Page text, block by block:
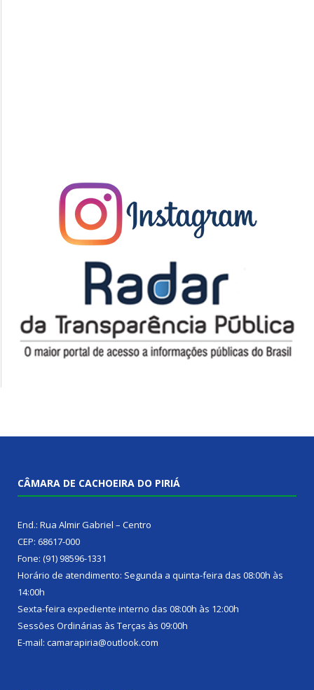
CÂMARA DE CACHOEIRA DO PIRIÁ
End.: Rua Almir Gabriel – Centro
CEP: 68617-000
Fone: (91) 98596-1331
Horário de atendimento: Segunda a quinta-feira das 08:00h às
14:00h
Sexta-feira expediente interno das 08:00h às 12:00h
Sessões Ordinárias às Terças às 09:00h
E-mail: camarapiria@outlook.com